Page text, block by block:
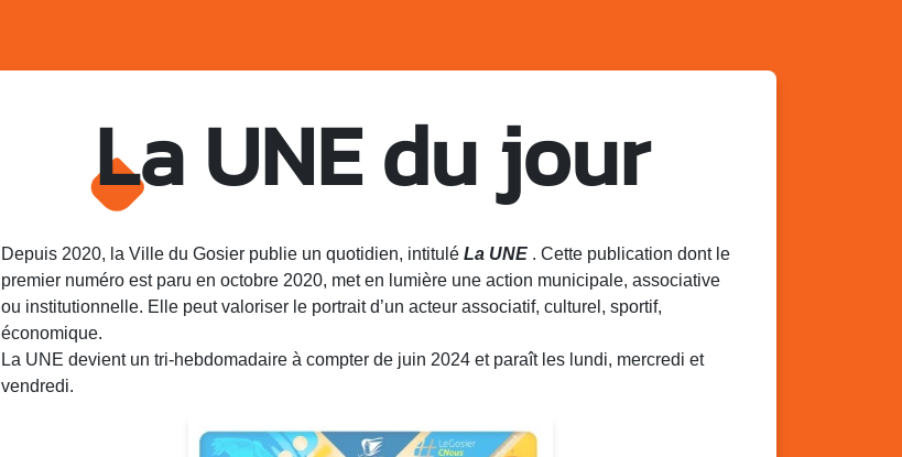
La UNE du jour
Depuis 2020, la Ville du Gosier publie un quotidien, intitulé La UNE . Cette publication dont le
premier numéro est paru en octobre 2020, met en lumière une action municipale, associative
ou institutionnelle. Elle peut valoriser le portrait d’un acteur associatif, culturel, sportif,
économique.
La UNE devient un tri-hebdomadaire à compter de juin 2024 et paraît les lundi, mercredi et
vendredi.